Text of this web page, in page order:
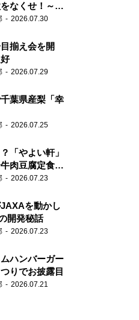
なくせ！～被
庁が語るトク
2026.07.30
揃え会を開
2026.07.29
葉県産梨「幸
2026.07.25
「やよい軒」
肉豆腐定食』
2026.07.23
を動かし
開発秘話
2026.07.23
ハンバーガー
りでお披露目
2026.07.21